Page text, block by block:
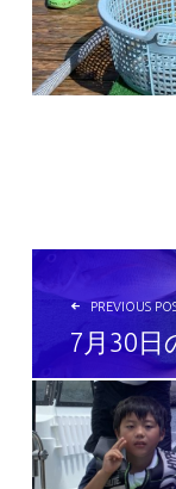
投稿ナビゲーション
PREVIOUS
7月30日